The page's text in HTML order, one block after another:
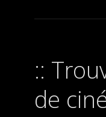
de